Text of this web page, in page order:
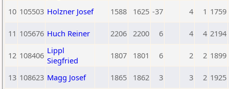
10 105503 Holzner Josef 1588 1625 -37 4 1 1759
11 105676 Huch Reiner 2206 2200 6 4 4 2194
12 108406 Lippl
Siegfried
1807 1801 6 2 2 1899
13 108623 Magg Josef 1865 1862 3 3 2 1925